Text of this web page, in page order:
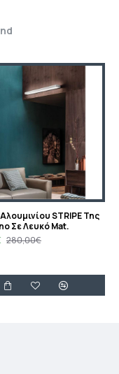
STRIPE Της
Σε Λευκό Mat.
280,00€